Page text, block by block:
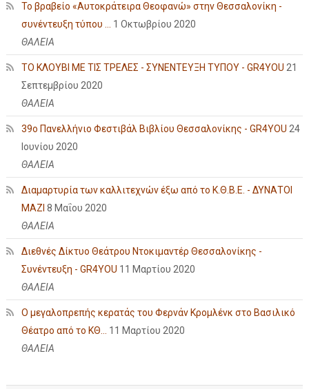
Το βραβείο «Αυτοκράτειρα Θεοφανώ» στην Θεσσαλονίκη -
συνέντευξη τύπου ...
1 Οκτωβρίου 2020
ΘΑΛΕΙΑ
ΤΟ ΚΛΟΥΒΙ ΜΕ ΤΙΣ ΤΡΕΛΕΣ - ΣΥΝΕΝΤΕΥΞΗ ΤΥΠΟΥ - GR4YOU 21
Σεπτεμβρίου 2020
ΘΑΛΕΙΑ
39ο Πανελλήνιο Φεστιβάλ Βιβλίου Θεσσαλονίκης - GR4YOU 24
Ιουνίου 2020
ΘΑΛΕΙΑ
Διαμαρτυρία των καλλιτεχνών έξω από το Κ.Θ.Β.Ε. - ΔΥΝΑΤΟΙ
ΜΑΖΙ 8 Μαΐου 2020
ΘΑΛΕΙΑ
Διεθνές Δίκτυο Θεάτρου Ντοκιμαντέρ Θεσσαλονίκης -
Συνέντευξη - GR4YOU 11 Μαρτίου 2020
ΘΑΛΕΙΑ
Ο μεγαλοπρεπής κερατάς του Φερνάν Κρομλένκ στο Βασιλικό
Θέατρο από το ΚΘ...
11 Μαρτίου 2020
ΘΑΛΕΙΑ